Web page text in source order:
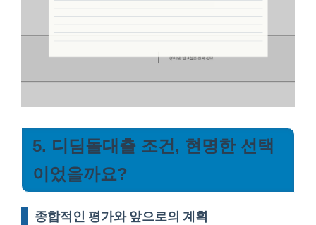
5. 디딤돌대출 조건, 현명한 선택
이었을까요?
종합적인 평가와 앞으로의 계획